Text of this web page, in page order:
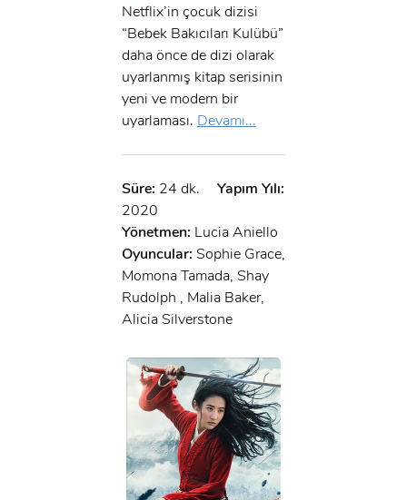
Netflix’in çocuk dizisi
“Bebek Bakıcıları Kulübü”
daha önce de dizi olarak
uyarlanmış kitap serisinin
yeni ve modern bir
uyarlaması. Devamı...
Süre: 24 dk.
Yapım Yılı:
2020
Yönetmen: Lucia Aniello
Oyuncular: Sophie Grace,
Momona Tamada, Shay
Rudolph , Malia Baker,
Alicia Silverstone